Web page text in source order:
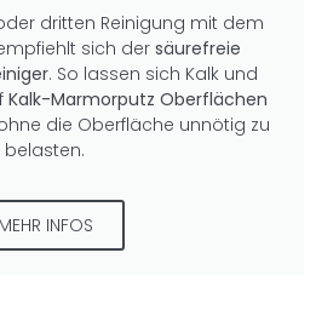
dritten Reinigung mit dem
sich der säurefreie
. So lassen sich Kalk und
Kalk-Marmorputz Oberflächen
die Oberfläche unnötig zu
belasten.
MEHR INFOS